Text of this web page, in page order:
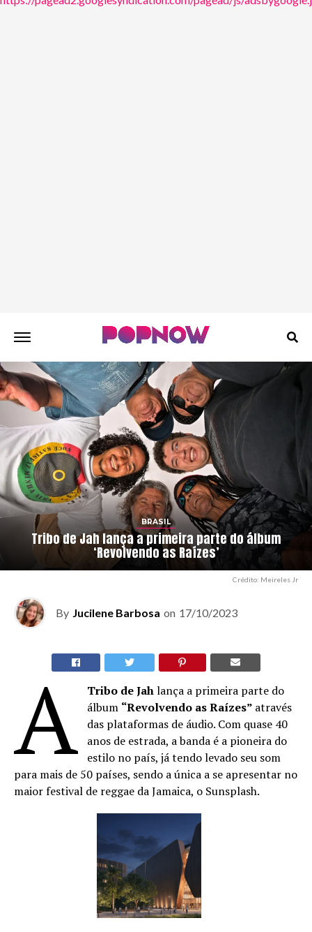
BRASIL
Tribo de Jah lança a primeira parte do álbum
‘Revolvendo as Raízes’
Crédito: Meireles Jr
By Jucilene Barbosa on 17/10/2023
A Tribo de Jahlança a primeira parte do
álbum “Revolvendo as Raízes” através
das plataformas de áudio. Com quase 40
anos de estrada, a banda é a pioneira do
estilo no país, já tendo levado seu som
para mais de 50 países, sendo a única a se apresentar no
maior festival de reggae da Jamaica, o Sunsplash.